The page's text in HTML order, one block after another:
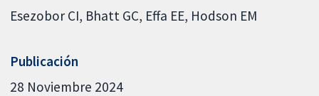
Esezobor CI Bhatt GC Effa EE Hodson EM
Publicación
28 Noviembre 2024